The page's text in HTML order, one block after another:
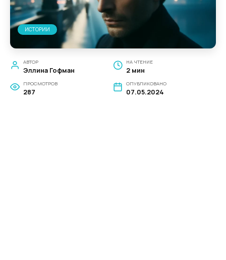
ИСТОРИИ
АВТОР
Эллина Гофман
НА ЧТЕНИЕ
2 мин
ПРОСМОТРОВ
287
ОПУБЛИКОВАНО
07.05.2024